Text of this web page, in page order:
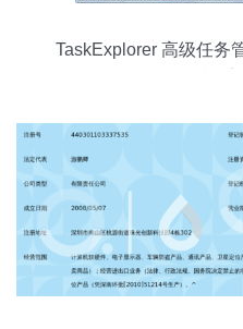
TaskExplorer 高级任务